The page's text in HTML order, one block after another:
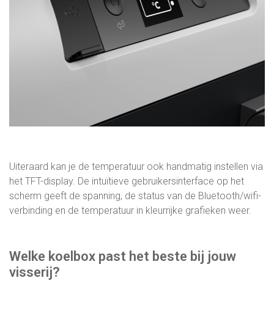
Uiteraard kan je de temperatuur ook handmatig instellen via
het TFT-display. De intuïtieve gebruikersinterface op het
scherm geeft de spanning, de status van de Bluetooth/wifi-
verbinding en de temperatuur in kleurrijke grafieken weer.
Welke koelbox past het beste bij jouw
visserij?